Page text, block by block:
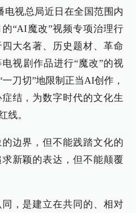
电视总局近日在全国范围内
“AI魔改”视频专项治理行
大名著、历史题材、革命
视剧作品进行“魔改”的视
刀切”地限制正当AI创作，
结，为数字时代的文化生
线。
边界，但不能践踏文化的
新颖的表达，但不能颠覆
，是建立在共同的、相对